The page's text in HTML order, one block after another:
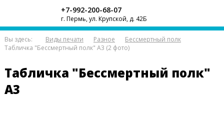
+7-992-200-68-07
г. Пермь, ул. Крупской, д. 42Б
Вы здесь: Виды печати Разное
Бессмертный полк
Табличка "Бессмертный полк" А3 (2 фото)
Табличка "Бессмертный полк"
А3